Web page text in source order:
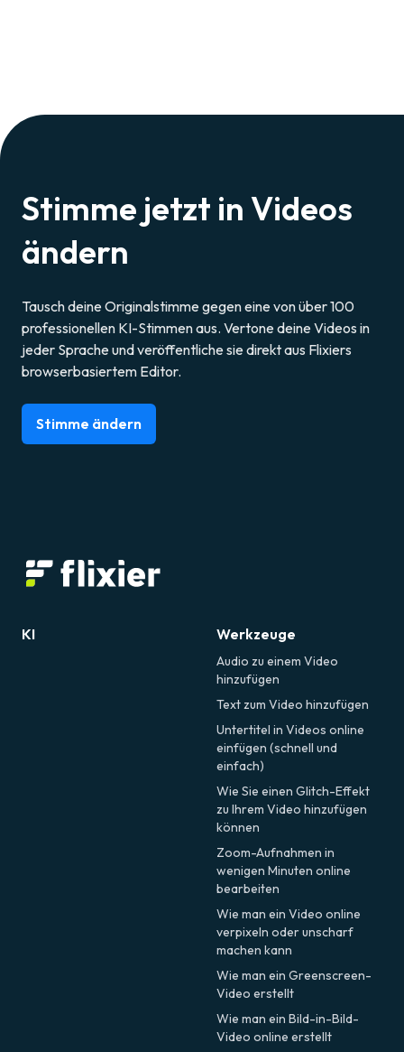
macht den fertigen Export noch
Stimme jetzt in Videos
ändern
Tausch deine Originalstimme gegen eine von über 100
professionellen KI-Stimmen aus. Vertone deine Videos in
jeder Sprache und veröffentliche sie direkt aus Flixiers
browserbasiertem Editor.
Stimme ändern
KI Werkzeuge
Audio zu einem Video
hinzufügen
Text zum Video hinzufügen
Untertitel in Videos online
einfügen (schnell und
einfach)
Wie Sie einen Glitch-Effekt
zu Ihrem Video hinzufügen
können
Zoom-Aufnahmen in
wenigen Minuten online
bearbeiten
Wie man ein Video online
verpixeln oder unscharf
machen kann
Wie man ein Greenscreen-
Video erstellt
Wie man ein Bild-in-Bild-
Video online erstellt